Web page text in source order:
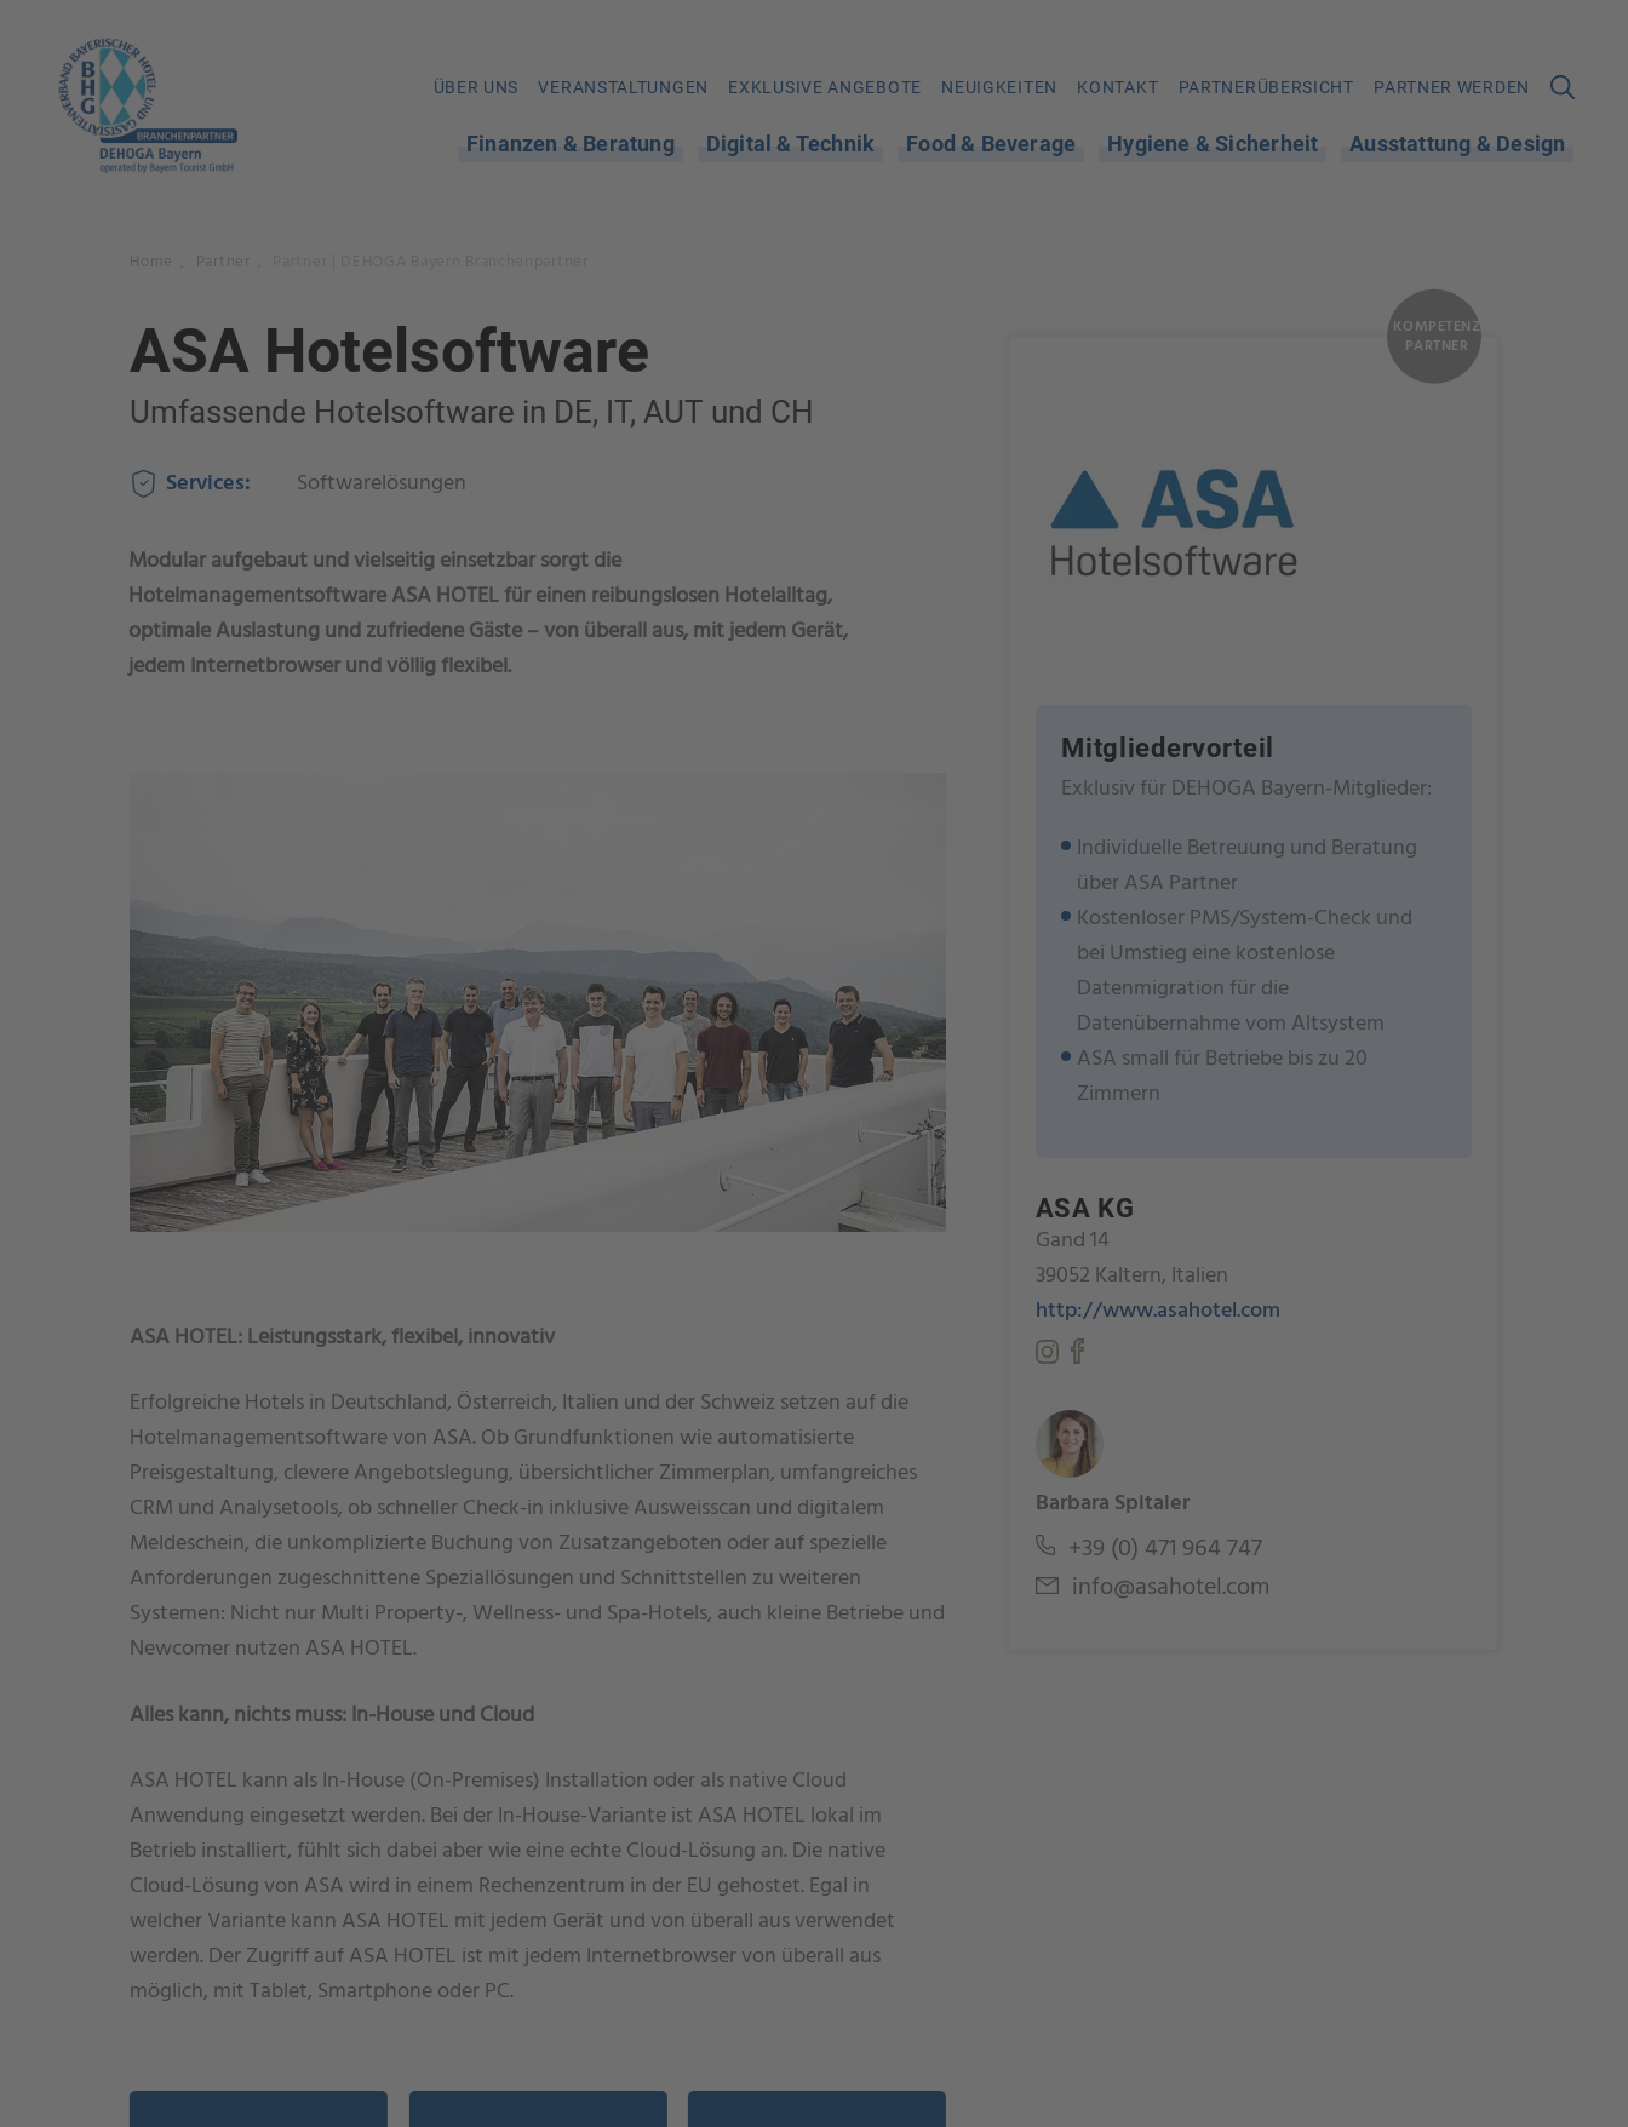
ÜBER UNS VERANSTALTUNGEN EXKLUSIVE ANGEBOTE NEUIGKEITEN KONTAKT PARTNERÜBERSICHT PARTNER WERDEN
Finanzen & Beratung Digital & Technik Food & Beverage Hygiene & Sicherheit Ausstattung & Design
KOMPETENZ
PARTNER
Mitgliedervorteil
Exklusiv für DEHOGA Bayern-Mitglieder:
Individuelle Betreuung und Beratung
über ASA Partner
Kostenloser PMS/System-Check und
bei Umstieg eine kostenlose
Datenmigration für die
Datenübernahme vom Altsystem
ASA small für Betriebe bis zu 20
Zimmern
ASA KG
Gand 14
39052 Kaltern, Italien
http://www.asahotel.com
Barbara Spitaler
+39 (0) 471 964 747
info@asahotel.com
Home Partner
ASA Hotelsoftware
Umfassende Hotelsoftware in DE, IT, AUT und CH
Services: Softwarelösungen
Modular aufgebaut und vielseitig einsetzbar sorgt die
Hotelmanagementsoftware ASA HOTEL für einen reibungslosen Hotelalltag,
optimale Auslastung und zufriedene Gäste – von überall aus, mit jedem Gerät,
jedem Internetbrowser und völlig flexibel.
ASA HOTEL: Leistungsstark, flexibel, innovativ
Erfolgreiche Hotels in Deutschland, Österreich, Italien und der Schweiz setzen auf die
Hotelmanagementsoftware von ASA. Ob Grundfunktionen wie automatisierte
Preisgestaltung, clevere Angebotslegung, übersichtlicher Zimmerplan, umfangreiches
CRM und Analysetools, ob schneller Check-in inklusive Ausweisscan und digitalem
Meldeschein, die unkomplizierte Buchung von Zusatzangeboten oder auf spezielle
Anforderungen zugeschnittene Speziallösungen und Schnittstellen zu weiteren
Systemen: Nicht nur Multi Property-, Wellness- und Spa-Hotels, auch kleine Betriebe und
Newcomer nutzen ASA HOTEL.
Alles kann, nichts muss: In-House und Cloud
ASA HOTEL kann als In-House (On-Premises) Installation oder als native Cloud
Anwendung eingesetzt werden. Bei der In-House-Variante ist ASA HOTEL lokal im
Betrieb installiert, fühlt sich dabei aber wie eine echte Cloud-Lösung an. Die native
Cloud-Lösung von ASA wird in einem Rechenzentrum in der EU gehostet. Egal in
welcher Variante kann ASA HOTEL mit jedem Gerät und von überall aus verwendet
werden. Der Zugriff auf ASA HOTEL ist mit jedem Internetbrowser von überall aus
möglich, mit Tablet, Smartphone oder PC.